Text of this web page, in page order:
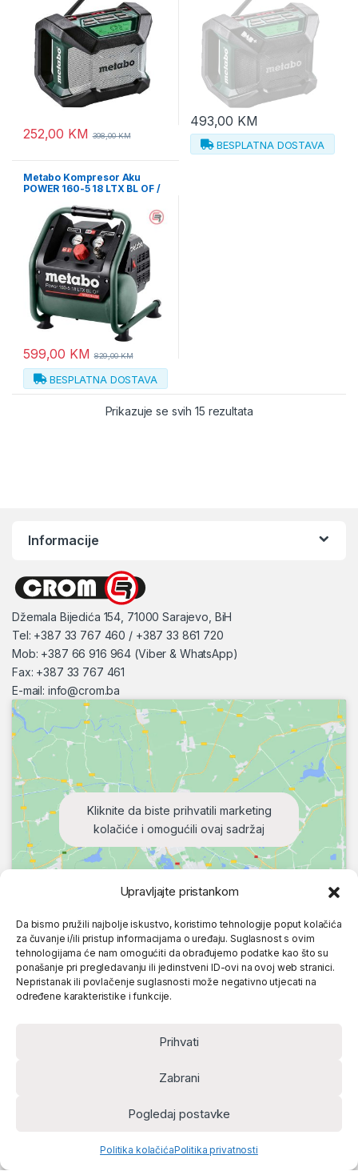
Upravljajte pristankom
Da bismo pružili najbolje iskustvo, koristimo tehnologije poput kolačića
za čuvanje i/ili pristup informacijama o uređaju. Suglasnost s ovim
tehnologijama će nam omogućiti da obrađujemo podatke kao što su
ponašanje pri pregledavanju ili jedinstveni ID-ovi na ovoj web stranici.
Nepristanak ili povlačenje suglasnosti može negativno utjecati na
određene karakteristike i funkcije.
Prihvati
Zabrani
Pogledaj postavke
Politika kolačićaPolitika privatnosti
252,00 KM 398,00KM
493,00 KM
BESPLATNA DOSTAVA
Metabo Kompresor Aku
POWER 160-5 18 LTX BL OF /
baterije i punjača) –
601521850
599,00 KM 829,00KM
BESPLATNA DOSTAVA
Prikazuje se svih 15 rezultata
Informacije
Džemala Bijedića 154, 71000 Sarajevo, BiH
Tel: +387 33 767 460 / +387 33 861 720
Mob: +387 66 916 964 (Viber & WhatsApp)
Fax: +387 33 767 461
E-mail: info@crom.ba
Kliknite da biste prihvatili marketing
kolačiće i omogućili ovaj sadržaj
Account Cart